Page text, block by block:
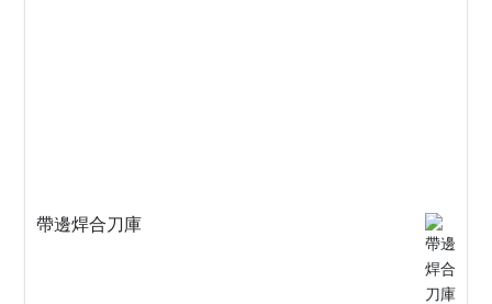
帶邊焊合刀庫